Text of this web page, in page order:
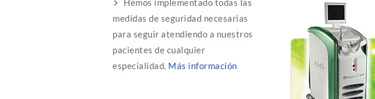
Hemos implementado todas las
medidas de seguridad necesarias
para seguir atendiendo a nuestros
pacientes de cualquier
especialidad. Más información